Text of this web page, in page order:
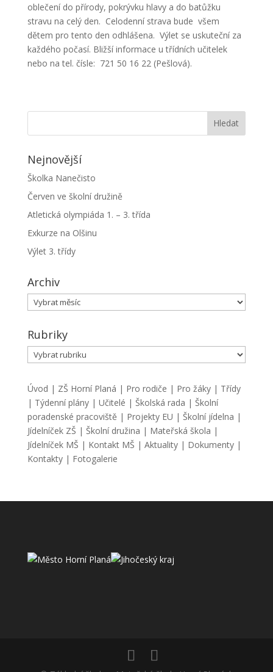
oblečení do přírody, pokrývku hlavy a do batůžku
stravu na celý den. Celodenní strava bude všem
dětem pro tento den odhlášena. Výlet se uskuteční za
každého počasí. Bližší informace u třídních učitelek
nebo na tel. čísle: 721 50 16 22 (Pešlová).
Nejnovější
Školka Nanečisto
Červen ve školní družině
Atletická olympiáda 1. – 3. třída
Exkurze na Olšinu
Výlet 3. třídy
Archiv
Archiv
Rubriky
Rubriky
Úvod | ZŠ Horní Planá | Pro rodiče | Pro žáky| Třídy
| Týdenní plány| Učitelé | Školská rada | Školní
poradenské pracoviště | Projekty EU | Školní jídelna |
Jídelníček ZŠ | Školní družina | Mateřská škola |
Jídelníček MŠ | Kontakt MŠ | Aktuality| Dokumenty|
Kontakty| Fotogalerie